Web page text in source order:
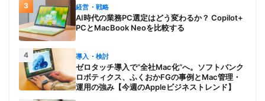
3 経営・戦略
AI時代の業務PC選定はどう変わるか？ Copilot+
PCとMacBook Neoを比較する
4 導入・検討
ゼロタッチ導入で“全社Mac化”へ。ソフトバンク
ロボティクス、ふくおかFGの事例とMac管理・
運用の強み【今週のAppleビジネストレンド】